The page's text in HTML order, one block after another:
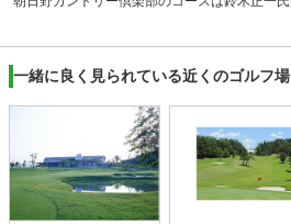
一緒に良く見られている近くのゴルフ場